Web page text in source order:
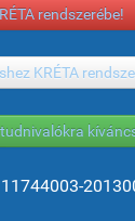
rendszerébe!
KRÉTA